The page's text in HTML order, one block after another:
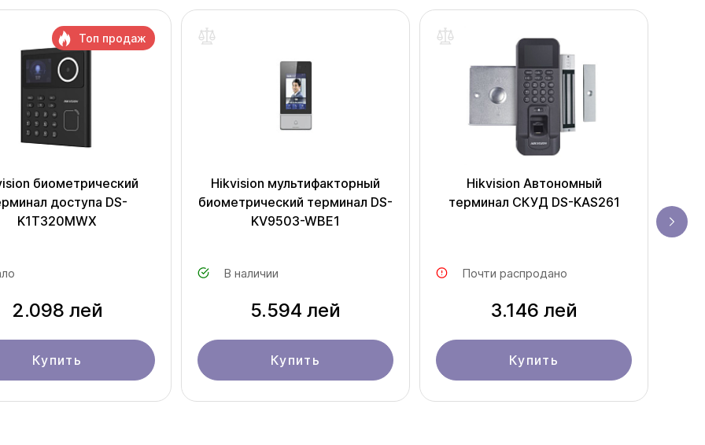
биометрический
доступа DS-
K1T320MWX
2.098 лей
Купить
Топ продаж
Hikvision мультифакторный
биометрический терминал DS-
KV9503-WBE1
В наличии
5.594 лей
Купить
Hikvision Автономный
терминал СКУД DS-KAS261
Почти распродано
3.146 лей
Купить